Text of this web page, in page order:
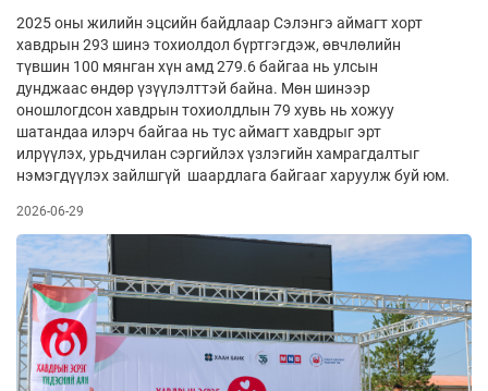
2025 оны жилийн эцсийн байдлаар Сэлэнгэ аймагт хорт
хавдрын 293 шинэ тохиолдол бүртгэгдэж, өвчлөлийн
түвшин 100 мянган хүн амд 279.6 байгаа нь улсын
дунджаас өндөр үзүүлэлттэй байна. Мөн шинээр
оношлогдсон хавдрын тохиолдлын 79 хувь нь хожуу
шатандаа илэрч байгаа нь тус аймагт хавдрыг эрт
илрүүлэх, урьдчилан сэргийлэх үзлэгийн хамрагдалтыг
нэмэгдүүлэх зайлшгүй шаардлага байгааг харуулж буй юм.
2026-06-29